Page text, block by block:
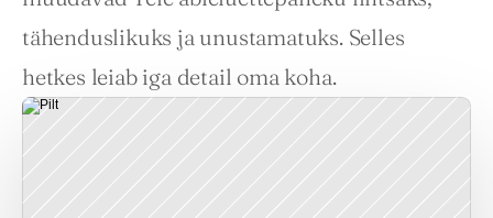
tähenduslikuks ja unustamatuks. Selles
hetkes leiab iga detail oma koha.